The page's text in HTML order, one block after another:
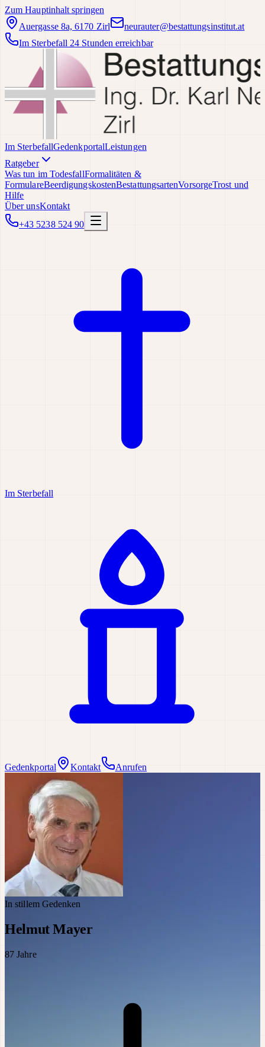
Zum Hauptinhalt springen
Auergasse 8a, 6170 Zirl
neurauter@bestattungsinstitut.at
Im Sterbefall 24 Stunden erreichbar
Im SterbefallGedenkportalLeistungen
Ratgeber
Was tun im TodesfallFormalitäten &
FormulareBeerdigungskostenBestattungsartenVorsorgeTrost und
Hilfe
Über unsKontakt
+43 5238 524 90
Im Sterbefall
Gedenkportal Kontakt Anrufen
In stillem Gedenken
Helmut Mayer
87 Jahre